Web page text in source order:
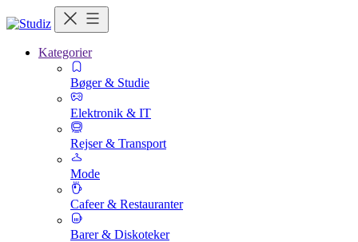
Kategorier
Bøger & Studie
Elektronik & IT
Rejser & Transport
Mode
Cafeer & Restauranter
Barer & Diskoteker